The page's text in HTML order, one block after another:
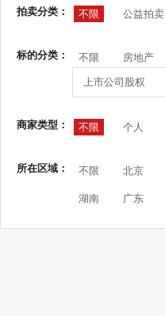
拍卖分类： 不限 公益拍卖
标的分类： 不限 房地产
上市公司股权
商家类型： 不限 个人
所在区域： 不限 北京
湖南 广东